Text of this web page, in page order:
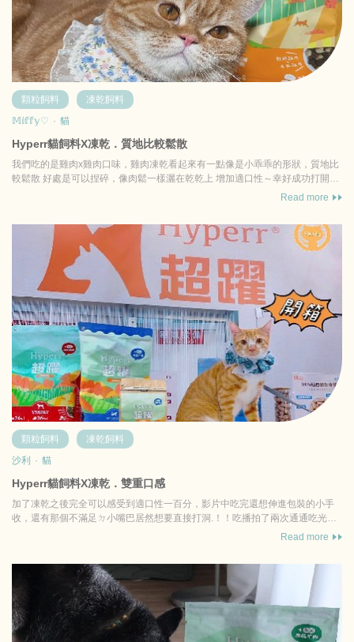
顆粒飼料
凍乾飼料
𝕄𝕚𝕗𝕗𝕪♡ · 貓
Hyperr貓飼料X凍乾．質地比較鬆散
我們吃的是雞肉x雞肉口味，雞肉凍乾看起來有一點像是小乖乖的形狀，質地比
較鬆散 好處是可以捏碎，像肉鬆一樣灑在乾乾上 增加適口性～幸好成功打開菲
Read more
顆粒飼料
凍乾飼料
沙利
· 貓
Hyperr貓飼料X凍乾．雙重口感
加了凍乾之後完全可以感受到適口性一百分，影片中吃完還想伸進包裝的小手
收，還有那個不滿足ㄉ小嘴巴居然想要直接打洞.！！吃播拍了兩次通通吃光光
Read more